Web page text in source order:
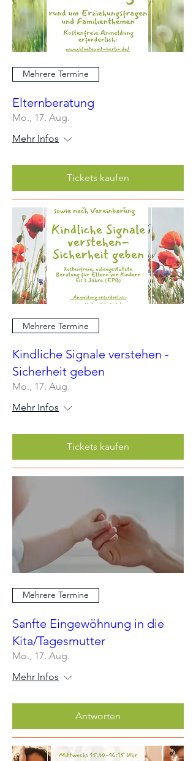
Mehrere Termine
Elternberatung
Mo., 17. Aug.
Mehr Infos
Tickets kaufen
Mehrere Termine
Kindliche Signale verstehen -
Sicherheit geben
Mo., 17. Aug.
Mehr Infos
Tickets kaufen
Mehrere Termine
Sanfte Eingewöhnung in die
Kita/Tagesmutter
Mo., 17. Aug.
Mehr Infos
Antworten